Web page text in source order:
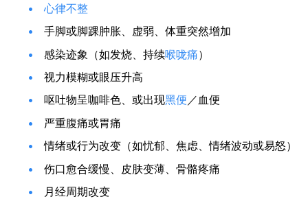
心律不整
手脚或脚踝肿胀、虚弱、体重突然增加
感染迹象（如发烧、持续喉咙痛）
视力模糊或眼压升高
呕吐物呈咖啡色、或出现黑便 ／血便
严重腹痛或胃痛
情绪或行为改变（如忧郁、焦虑、情绪波动或易怒）
伤口愈合缓慢、皮肤变薄、骨骼疼痛
月经周期改变